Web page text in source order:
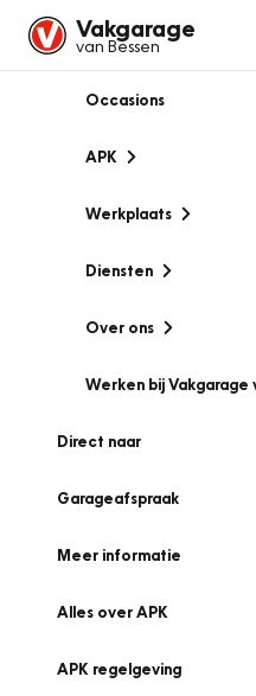
Vakgarage
van Bessen
Occasions
APK
Werkplaats
Diensten
Over ons
Werken bij Vakgarage
Direct naar
Garageafspraak
Meer informatie
Alles over APK
APK regelgeving